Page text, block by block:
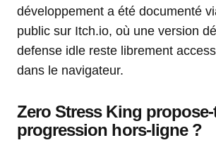
développement a été documenté
public sur Itch.io, où une version
defense idle reste librement
dans le navigateur.
Zero Stress King
progression hors-ligne ?